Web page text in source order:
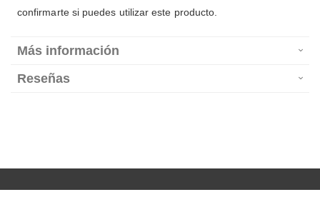
confirmarte si puedes utilizar este producto.
Más información
Reseñas